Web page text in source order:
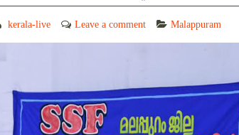
kerala-live Leave a comment Malappuram